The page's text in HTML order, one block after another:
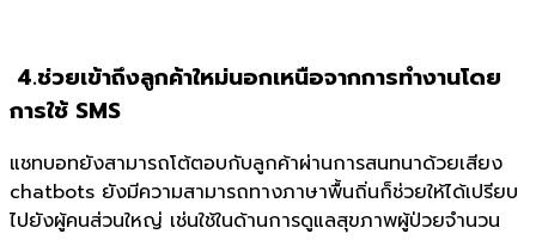
4.ช่วยเข้าถึงลูกค้าใหม่นอกเหนือจากการทำงานโดย
การใช้ SMS
แชทบอทยังสามารถโต้ตอบกับลูกค้าผ่านการสนทนาด้วยเสียง
chatbots ยังมีความสามารถทางภาษาพื้นถิ่นก็ช่วยให้ได้เปรียบ
ไปยังผู้คนส่วนใหญ่ เช่นใช้ในด้านการดูแลสุขภาพผู้ป่วยจำนวน